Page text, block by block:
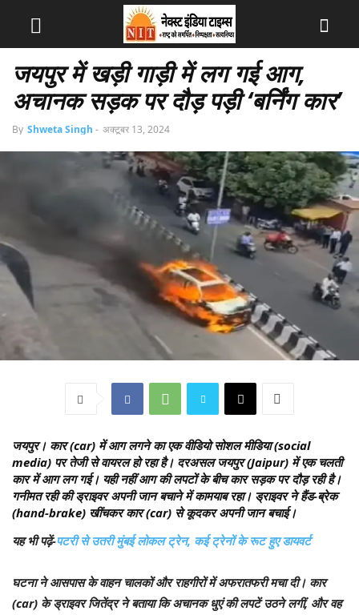
जयपुर में खड़ी गाड़ी में लग गई आग,
अचानक सड़क पर दौड़ पड़ी ‘बर्निंग कार’
By Shweta Singh - अक्टूबर 13, 2024
जयपुर। कार (car) में आग लगने का एक वीडियो सोशल मीडिया (social
media) पर तेजी से वायरल हो रहा है। दरअसल जयपुर (Jaipur) में एक चलती
कार में आग लग गई। यही नहीं आग की लपटों के बीच कार सड़क पर दौड़ रही है।
गनीमत रही की ड्राइवर अपनी जान बचाने में कामयाब रहा। ड्राइवर ने हैंड-ब्रेक
(hand-brake) खींचकर कार (car) से कूदकर अपनी जान बचाई।
यह भी पढ़ें-पटरी से उतरी मुंबई लोकल ट्रेन, कई ट्रेनों के रूट हुए डायवर्ट
घटना ने आसपास के वाहन चालकों और राहगीरों में अफरातफरी मचा दी। कार
(car) के ड्राइवर जितेंद्र ने बताया कि अचानक धुएं की लपटें उठने लगीं, और वह